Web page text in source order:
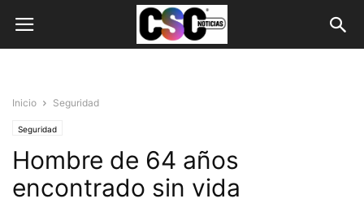
Inicio Seguridad
Seguridad
Hombre de 64 años
encontrado sin vida